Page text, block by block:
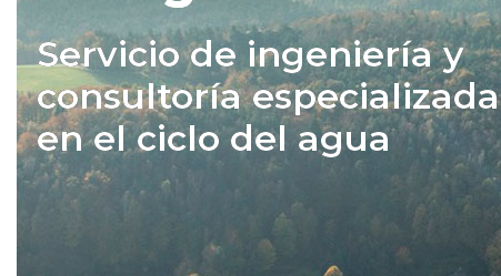
Servicio de ingeniería y
consultoría especializada
en el ciclo del agua